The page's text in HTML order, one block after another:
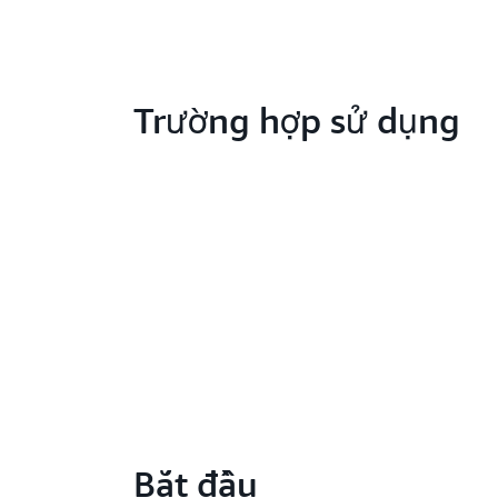
Trường hợp sử dụng
Bắt đầu